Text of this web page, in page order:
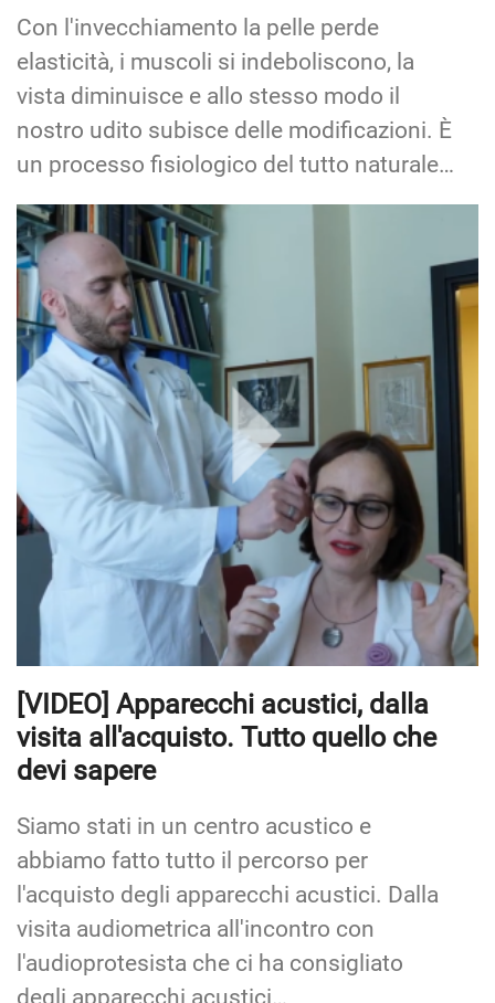
Con l'invecchiamento la pelle perde
elasticità, i muscoli si indeboliscono, la
vista diminuisce e allo stesso modo il
nostro udito subisce delle modificazioni. È
un processo fisiologico del tutto naturale…
[VIDEO] Apparecchi acustici, dalla
visita all'acquisto. Tutto quello che
devi sapere
Siamo stati in un centro acustico e
abbiamo fatto tutto il percorso per
l'acquisto degli apparecchi acustici. Dalla
visita audiometrica all'incontro con
l'audioprotesista che ci ha consigliato
degli apparecchi acustici…